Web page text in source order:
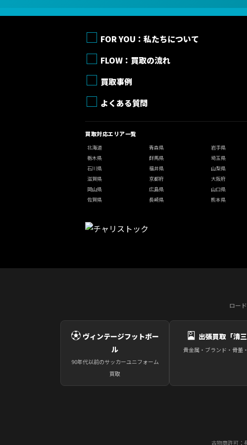
FOR YOU：私たちについて
FLOW：買取の流れ
買取事例
よくある質問
買取対応エリア一覧
北海道 青森県 岩手県
栃木県
群馬県 埼玉県
石川県
福井県 山梨県
滋賀県
京都府 大阪府
岡山県
広島県 山口県
佐賀県
長崎県 熊本県
ロー
⚽ ヴィンテージフットボー
ル
90年代以前のサッカーユニフォーム
買取
🎴 出張買取「清三
貴金属・ブランド・骨董
古物商許可：